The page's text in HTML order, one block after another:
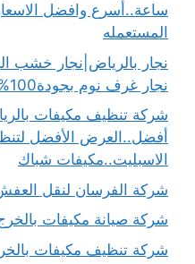
ساعة..أسرع وافضل
المستعمله
نجار غرف نوم بجودة100%اتصل بنا
شركة تنظيف مكيفات
أفضل..العرض الأفضل
الاسبليت..مكيفات شباك
شركة الفرسان لنقل
شركة صيانة مكيفات
شركة تنظيف مكيفات